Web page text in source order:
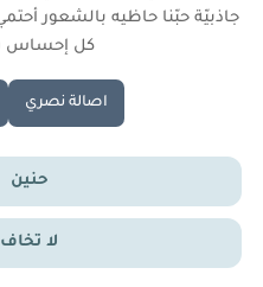
جاذبيّة حبّنا حاظيه بالشعور
كل
اصالة نصري
حنين
لا تخاف